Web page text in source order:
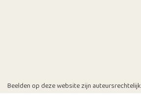
Beelden op deze website zijn